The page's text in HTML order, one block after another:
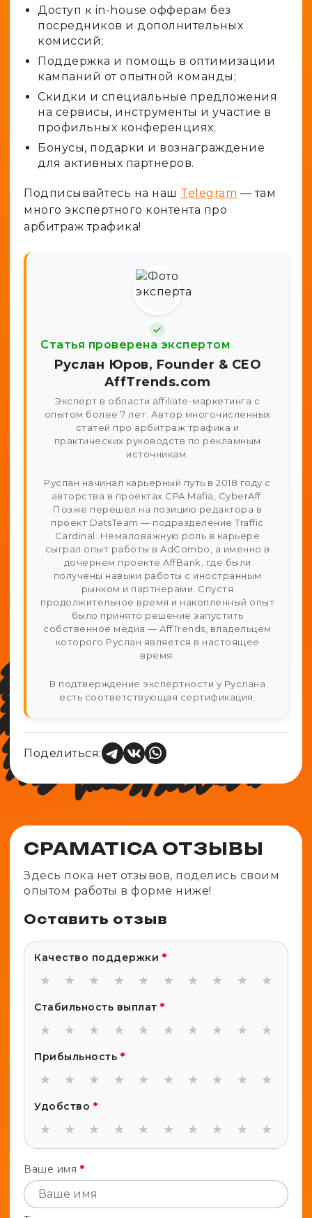
Доступ к in-house офферам без
посредников и дополнительных
комиссий;
Поддержка и помощь в оптимизации
кампаний от опытной команды;
Скидки и специальные предложения
на сервисы, инструменты и участие в
профильных конференциях;
Бонусы, подарки и вознаграждение
для активных партнеров.
Подписывайтесь на наш Telegram — там
много экспертного контента про
арбитраж трафика!
Статья проверена экспертом
Руслан Юров, Founder & CEO
AffTrends.com
Эксперт в области affiliate-маркетинга с
опытом более 7 лет. Автор многочисленных
статей про арбитраж трафика и
практических руководств по рекламным
источникам.
Руслан начинал карьерный путь в 2018 году с
авторства в проектах CPA Mafia, CyberAff.
Позже перешел на позицию редактора в
проект DatsTeam — подразделение Traffic
Cardinal. Немаловажную роль в карьере
сыграл опыт работы в AdCombo, а именно в
дочернем проекте AffBank, где были
получены навыки работы с иностранным
рынком и партнерами. Спустя
продолжительное время и накопленный опыт
было принято решение запустить
собственное медиа — AffTrends, владельцем
которого Руслан является в настоящее
время.
В подтверждение экспертности у Руслана
есть соответствующая сертификация.
Поделиться:
CPAMATICA ОТЗЫВЫ
Здесь пока нет отзывов, поделись своим
опытом работы в форме ниже!
Оставить отзыв
Качество поддержки *
★ ★ ★ ★ ★ ★ ★ ★ ★ ★
Стабильность выплат *
★ ★ ★ ★ ★ ★ ★ ★ ★ ★
Прибыльность *
★ ★ ★ ★ ★ ★ ★ ★ ★ ★
Удобство *
★ ★ ★ ★ ★ ★ ★ ★ ★ ★
Ваше имя *